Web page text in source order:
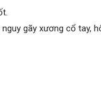
gãy xương cổ tay,